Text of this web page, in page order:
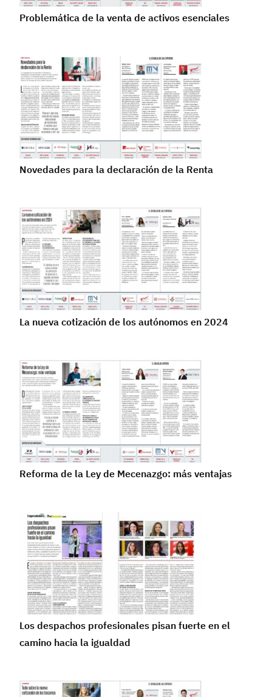
Problemática de la venta de activos esenciales
Novedades para la declaración de la Renta
La nueva cotización de los autónomos en 2024
Reforma de la Ley de Mecenazgo: más ventajas
Los despachos profesionales pisan fuerte en el
camino hacia la igualdad